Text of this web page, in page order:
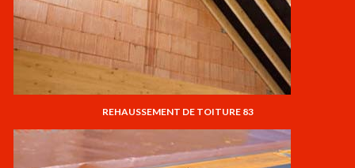
REHAUSSEMENT DE TOITURE 83